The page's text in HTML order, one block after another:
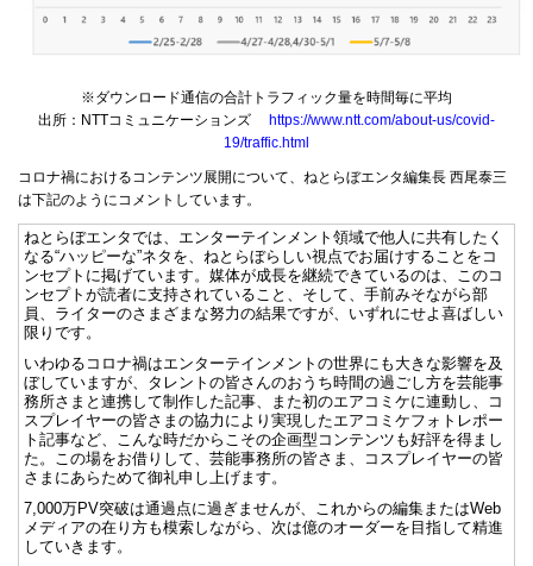
※ダウンロード通信の合計トラフィック量を時間毎に平均
出所：NTTコミュニケーションズ
https://www.ntt.com/about-us/covid-
19/traffic.html
コロナ禍におけるコンテンツ展開について、ねとらぼエンタ編集長 西尾泰三
は下記のようにコメントしています。
ねとらぼエンタでは、エンターテインメント領域で他人に共有したく
なる“ハッピーな”ネタを、ねとらぼらしい視点でお届けすることをコ
ンセプトに掲げています。媒体が成長を継続できているのは、このコ
ンセプトが読者に支持されていること、そして、手前みそながら部
員、ライターのさまざまな努力の結果ですが、いずれにせよ喜ばしい
限りです。
いわゆるコロナ禍はエンターテインメントの世界にも大きな影響を及
ぼしていますが、タレントの皆さんのおうち時間の過ごし方を芸能事
務所さまと連携して制作した記事、また初のエアコミケに連動し、コ
スプレイヤーの皆さまの協力により実現したエアコミケフォトレポー
ト記事など、こんな時だからこその企画型コンテンツも好評を得まし
た。この場をお借りして、芸能事務所の皆さま、コスプレイヤーの皆
さまにあらためて御礼申し上げます。
7,000万PV突破は通過点に過ぎませんが、これからの編集またはWeb
メディアの在り方も模索しながら、次は億のオーダーを目指して精進
していきます。